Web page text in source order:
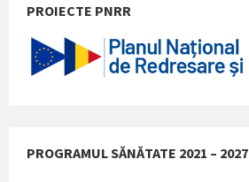
PROIECTE PNRR
PROGRAMUL SĂNĂTATE 2021 – 2027